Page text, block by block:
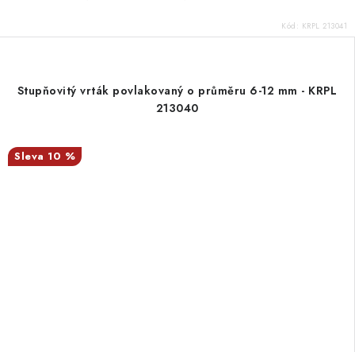
Kód: KRPL 213041
Stupňovitý vrták povlakovaný o průměru 6-12 mm - KRPL
213040
10 %